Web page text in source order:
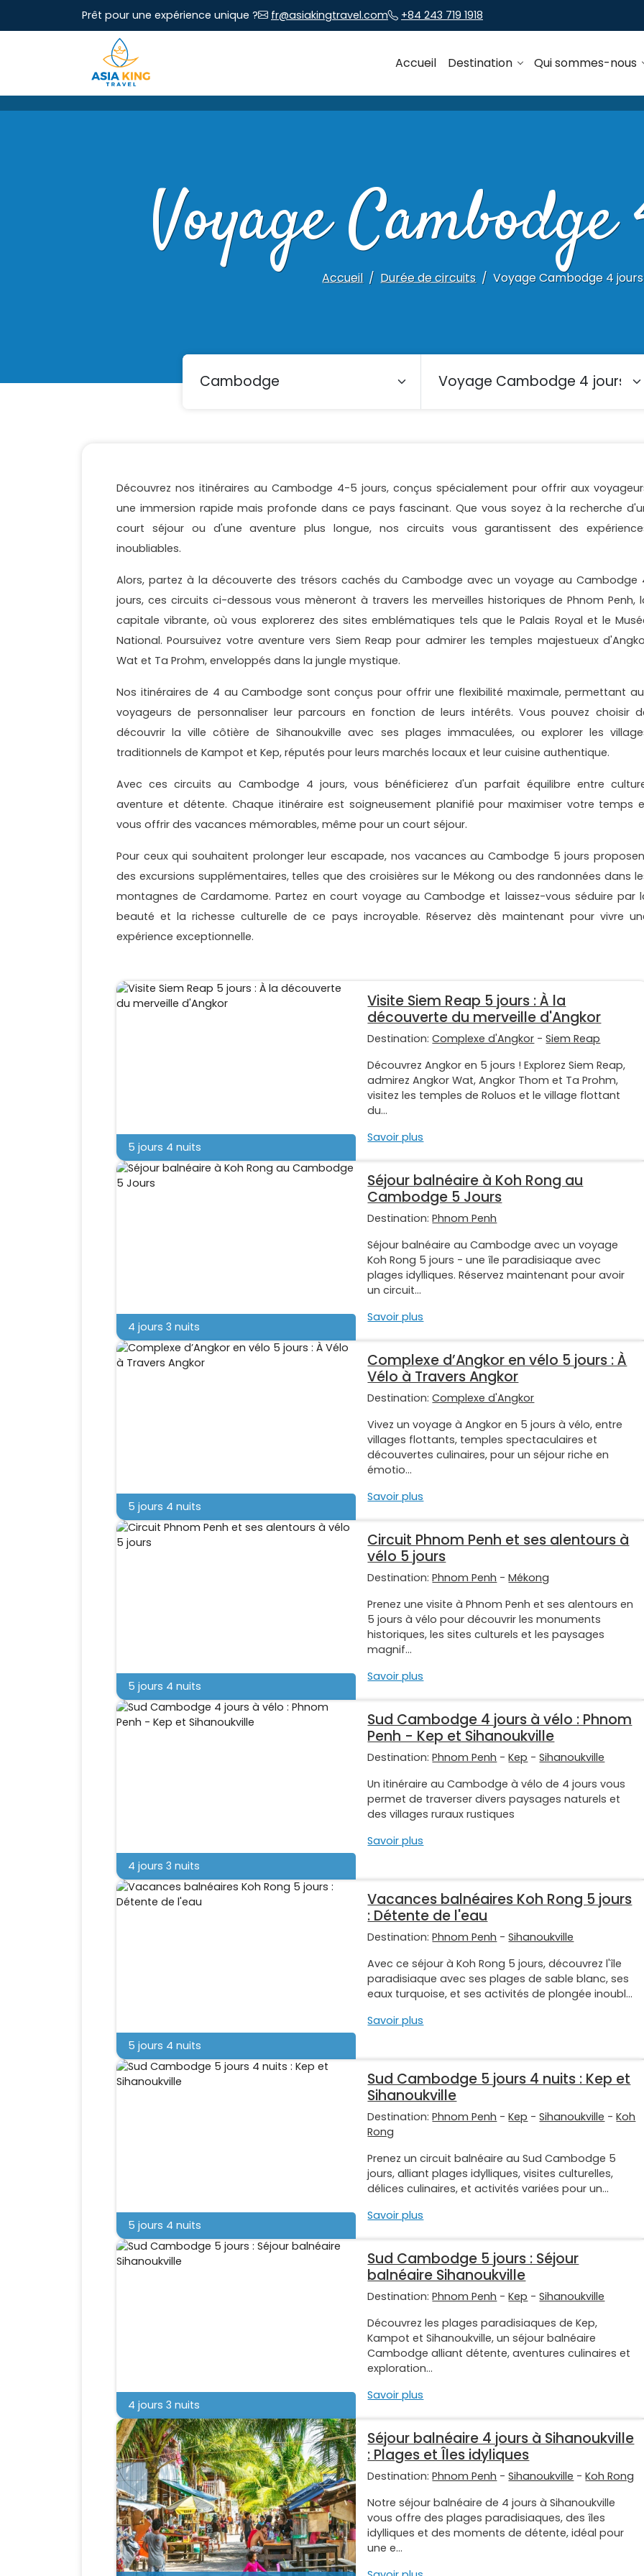
Prêt pour une expérience unique ? fr@asiakingtravel.com +84 243 719 1918
Accueil Destination Qui sommes-nous
Voyage
Accueil Durée de circuits Voyage Cambodge 4 jours
Découvrez nos itinéraires au Cambodge 4-5 jours, conçus spécialement pour offrir aux
une immersion rapide mais profonde dans ce pays fascinant. Que vous soyez à la recherche
court séjour ou d'une aventure plus longue, nos circuits vous garantissent des
inoubliables.
Alors, partez à la découverte des trésors cachés du Cambodge avec un voyage au Cambodge
jours, ces circuits ci-dessous vous mèneront à travers les merveilles historiques de Phnom Penh,
capitale vibrante, où vous explorerez des sites emblématiques tels que le Palais Royal et le
National. Poursuivez votre aventure vers Siem Reap pour admirer les temples majestueux
Wat et Ta Prohm, enveloppés dans la jungle mystique.
Nos itinéraires de 4 au Cambodge sont conçus pour offrir une flexibilité maximale, permettant
voyageurs de personnaliser leur parcours en fonction de leurs intérêts. Vous pouvez choisir
découvrir la ville côtière de Sihanoukville avec ses plages immaculées, ou explorer les
traditionnels de Kampot et Kep, réputés pour leurs marchés locaux et leur cuisine authentique.
Avec ces circuits au Cambodge 4 jours, vous bénéficierez d'un parfait équilibre entre
aventure et détente. Chaque itinéraire est soigneusement planifié pour maximiser votre temps
vous offrir des vacances mémorables, même pour un court séjour.
Pour ceux qui souhaitent prolonger leur escapade, nos vacances au Cambodge 5 jours
des excursions supplémentaires, telles que des croisières sur le Mékong ou des randonnées dans
montagnes de Cardamome. Partez en court voyage au Cambodge et laissez-vous séduire par
beauté et la richesse culturelle de ce pays incroyable. Réservez dès maintenant pour vivre
expérience exceptionnelle.
5 jours 4 nuits
Visite Siem Reap 5 jours : À la
découverte du merveille d'Angkor
Destination:Complexe d'Angkor -Siem Reap
Découvrez Angkor en 5 jours ! Explorez Siem Reap,
admirez Angkor Wat, Angkor Thom et Ta Prohm,
visitez les temples de Roluos et le village flottant
du...
Savoir plus
4 jours 3 nuits
Séjour balnéaire à Koh Rong au
Cambodge 5 Jours
Destination:Phnom Penh
Séjour balnéaire au Cambodge avec un voyage
Koh Rong 5 jours - une île paradisiaque avec
plages idylliques. Réservez maintenant pour avoir
un circuit...
Savoir plus
5 jours 4 nuits
Complexe d’Angkor en vélo 5 jours : À
Vélo à Travers Angkor
Destination:Complexe d'Angkor
Vivez un voyage à Angkor en 5 jours à vélo, entre
villages flottants, temples spectaculaires et
découvertes culinaires, pour un séjour riche en
émotio...
Savoir plus
5 jours 4 nuits
Circuit Phnom Penh et ses alentours à
vélo 5 jours
Destination:Phnom Penh -Mékong
Prenez une visite à Phnom Penh et ses alentours en
5 jours à vélo pour découvrir les monuments
historiques, les sites culturels et les paysages
magnif...
Savoir plus
4 jours 3 nuits
Sud Cambodge 4 jours à vélo : Phnom
Penh - Kep et Sihanoukville
Destination:Phnom Penh -Kep -Sihanoukville
Un itinéraire au Cambodge à vélo de 4 jours vous
permet de traverser divers paysages naturels et
des villages ruraux rustiques
Savoir plus
5 jours 4 nuits
Vacances balnéaires Koh Rong 5 jours
: Détente de l'eau
Destination:Phnom Penh -Sihanoukville
Avec ce séjour à Koh Rong 5 jours, découvrez l'île
paradisiaque avec ses plages de sable blanc, ses
eaux turquoise, et ses activités de plongée inoubl...
Savoir plus
5 jours 4 nuits
Sud Cambodge 5 jours 4 nuits : Kep et
Sihanoukville
Destination:Phnom Penh -Kep -Sihanoukville -Koh
Rong
Prenez un circuit balnéaire au Sud Cambodge 5
jours, alliant plages idylliques, visites culturelles,
délices culinaires, et activités variées pour un...
Savoir plus
4 jours 3 nuits
Sud Cambodge 5 jours : Séjour
balnéaire Sihanoukville
Destination:Phnom Penh -Kep -Sihanoukville
Découvrez les plages paradisiaques de Kep,
Kampot et Sihanoukville, un séjour balnéaire
Cambodge alliant détente, aventures culinaires et
exploration...
Savoir plus
Séjour balnéaire 4 jours à Sihanoukville
: Plages et Îles idyliques
Destination:Phnom Penh -Sihanoukville -Koh Rong
Notre séjour balnéaire de 4 jours à Sihanoukville
vous offre des plages paradisiaques, des îles
idylliques et des moments de détente, idéal pour
une e...